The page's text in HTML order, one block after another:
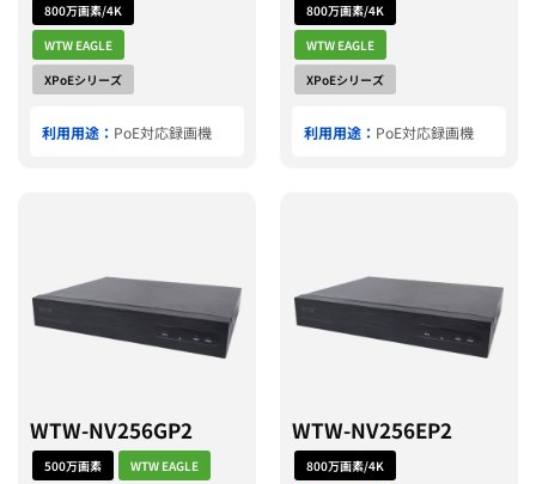
800万画素/4K
WTW EAGLE
XPoEシリーズ
利用用途： PoE対応録画機
800万画素/4K
WTW EAGLE
XPoEシリーズ
利用用途： PoE対応録画機
WTW-NV256GP2
500万画素
WTW EAGLE
WTW-NV256EP2
800万画素/4K